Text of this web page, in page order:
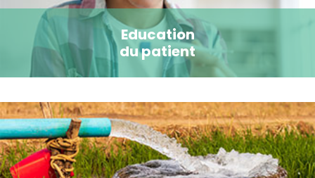
Education
du patient